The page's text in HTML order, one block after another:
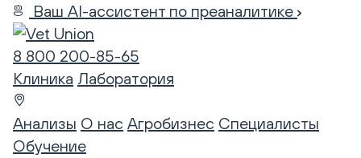
Ваш AI-ассистент по преаналитике
8 800 200-85-65
Клиника Лаборатория
Анализы О нас Агробизнес Специалисты
Обучение